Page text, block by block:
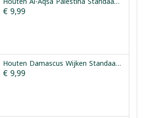
€ 9,99
Houten Damascus Wijken Standaard | Houten Harat Sham
€ 9,99